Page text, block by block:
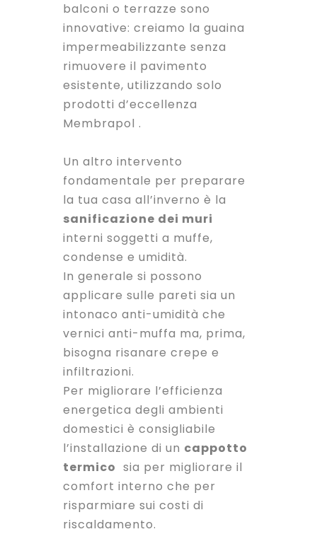
balconi o terrazze sono
innovative: creiamo la guaina
impermeabilizzante senza
rimuovere il pavimento
esistente, utilizzando solo
prodotti d’eccellenza
Membrapol .
Un altro intervento
fondamentale per preparare
la tua casa all’inverno è la
sanificazione dei muri
interni soggetti a muffe,
condense e umidità.
In generale si possono
applicare sulle pareti sia un
intonaco anti-umidità che
vernici anti-muffa ma, prima,
bisogna risanare crepe e
infiltrazioni.
Per migliorare l’efficienza
energetica degli ambienti
domestici è consigliabile
l’installazione di un cappotto
termico sia per migliorare il
comfort interno che per
risparmiare sui costi di
riscaldamento.